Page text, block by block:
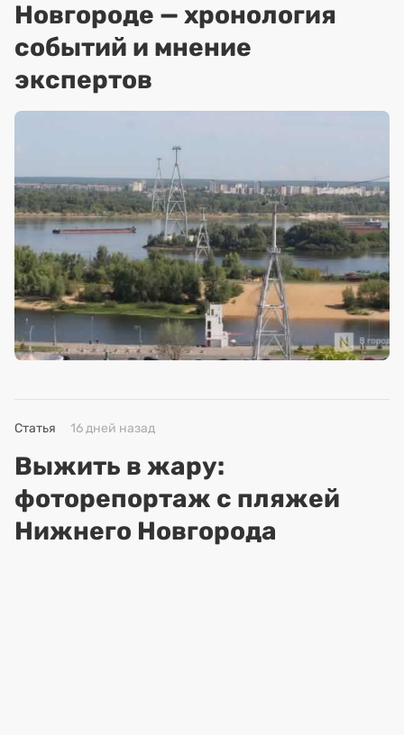
Новгороде — хронология
событий и мнение
экспертов
Статья 16 дней назад
Выжить в жару:
фоторепортаж с пляжей
Нижнего Новгорода